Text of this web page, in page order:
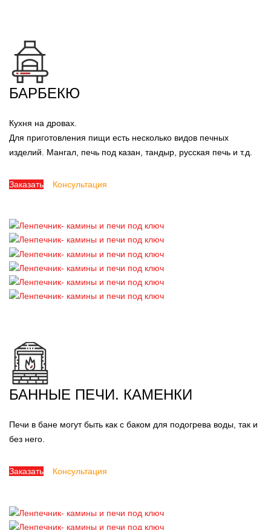
БАРБЕКЮ
Кухня на дровах.
Для приготовления пищи есть несколько видов печных
изделий. Мангал, печь под казан, тандыр, русская печь и т.д.
Заказать Консультация
БАННЫЕ ПЕЧИ. КАМЕНКИ
Печи в бане могут быть как с баком для подогрева воды, так и
без него.
Заказать Консультация